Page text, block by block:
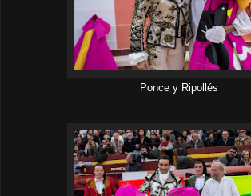
Ponce y Ripollés